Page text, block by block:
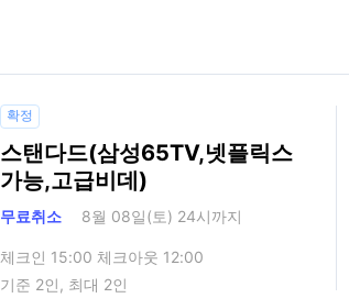
확정
스탠다드(삼성65TV,넷플릭스
가능,고급비데)
무료취소 8월 08일(토) 24시까지
체크인 15:00 체크아웃 12:00
기준 2인, 최대 2인